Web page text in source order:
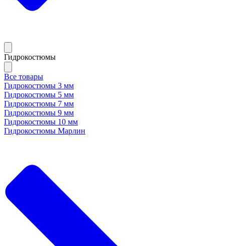
Гидрокостюмы
Все товары
Гидрокостюмы 3 мм
Гидрокостюмы 5 мм
Гидрокостюмы 7 мм
Гидрокостюмы 9 мм
Гидрокостюмы 10 мм
Гидрокостюмы Марлин